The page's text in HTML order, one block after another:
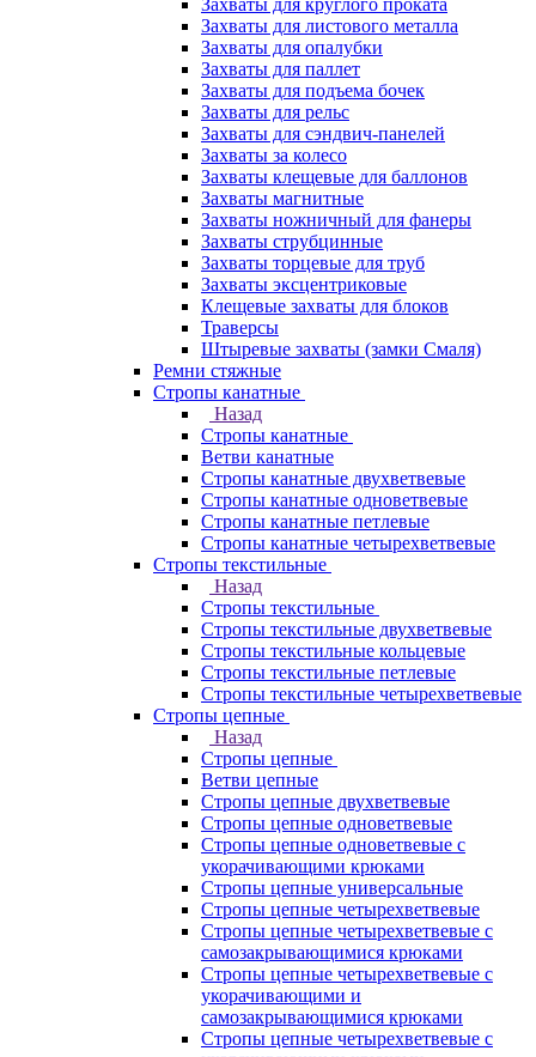
Захваты для круглого проката
Захваты для листового металла
Захваты для опалубки
Захваты для паллет
Захваты для подъема бочек
Захваты для рельс
Захваты для сэндвич-панелей
Захваты за колесо
Захваты клещевые для баллонов
Захваты магнитные
Захваты ножничный для фанеры
Захваты струбцинные
Захваты торцевые для труб
Захваты эксцентриковые
Клещевые захваты для блоков
Траверсы
Штыревые захваты (замки Смаля)
Ремни стяжные
Стропы канатные
Назад
Стропы канатные
Ветви канатные
Стропы канатные двухветвевые
Стропы канатные одноветвевые
Стропы канатные петлевые
Стропы канатные четырехветвевые
Стропы текстильные
Назад
Стропы текстильные
Стропы текстильные двухветвевые
Стропы текстильные кольцевые
Стропы текстильные петлевые
Стропы текстильные четырехветвевые
Стропы цепные
Назад
Стропы цепные
Ветви цепные
Стропы цепные двухветвевые
Стропы цепные одноветвевые
Стропы цепные одноветвевые с
укорачивающими крюками
Стропы цепные универсальные
Стропы цепные четырехветвевые
Стропы цепные четырехветвевые с
самозакрывающимися крюками
Стропы цепные четырехветвевые с
укорачивающими и
самозакрывающимися крюками
Стропы цепные четырехветвевые с